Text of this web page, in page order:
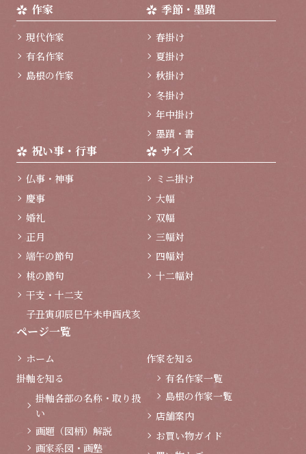
作家
現代作家
有名作家
島根の作家
季節・墨蹟
春掛け
夏掛け
秋掛け
冬掛け
年中掛け
墨蹟・書
祝い事・行事
仏事・神事
慶事
婚礼
正月
端午の節句
桃の節句
干支・十二支
子丑寅卯辰巳午未申酉戌亥
サイズ
ミニ掛け
大幅
双幅
三幅対
四幅対
十二幅対
ページ一覧
ホーム
掛軸を知る
掛軸各部の名称・取り扱
い
画題（図柄）解説
画家系図・画塾
作家を知る
有名作家一覧
島根の作家一覧
店舗案内
お買い物ガイド